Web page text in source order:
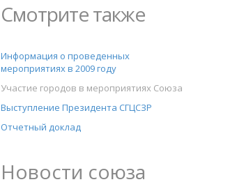
Смотрите также
Информация о проведенных
мероприятиях в 2009 году
Участие городов в мероприятиях Союза
Выступление Президента СГЦСЗР
Отчетный доклад
Новости союза